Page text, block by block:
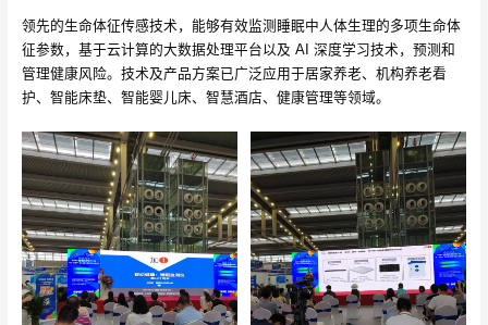
领先的生命体征传感技术，能够有效监测睡眠中人体生理的多项生命体
征参数，基于云计算的大数据处理平台以及 AI 深度学习技术，预测和
管理健康风险。技术及产品方案已广泛应用于居家养老、机构养老看
护、智能床垫、智能婴儿床、智慧酒店、健康管理等领域。